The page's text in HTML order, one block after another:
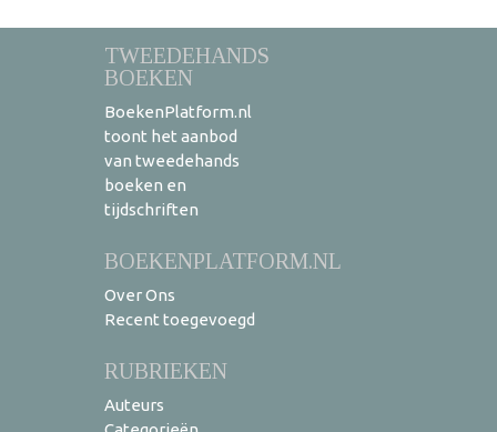
TWEEDEHANDS
BOEKEN
BoekenPlatform.nl
toont het aanbod
van tweedehands
boeken en
tijdschriften
BOEKENPLATFORM.NL
Over Ons
Recent toegevoegd
RUBRIEKEN
Auteurs